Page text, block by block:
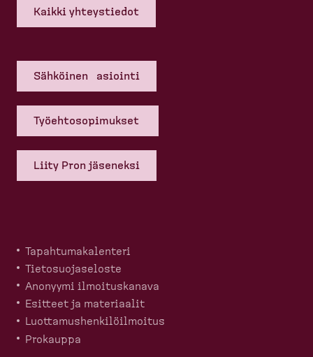
Kaikki yhteys­tiedot
Sähköinen asiointi
Työehto­so­pi­mukset
Liity Pron jäseneksi
Tapahtu­ma­ka­lenteri
Tietosuo­ja­seloste
Anonyymi ilmoitus­kanava
Esitteet ja materiaalit
Luotta­mus­hen­ki­löil­moitus
Prokauppa